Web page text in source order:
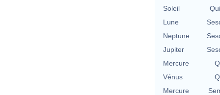
Soleil
Lune
Neptune
Jupiter
Mercure
Vénus
Mercure